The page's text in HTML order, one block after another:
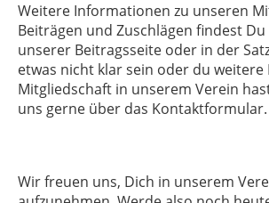
Weitere Informationen zu unseren
Beiträgen und Zuschlägen findest
unserer Beitragsseite oder in der
etwas nicht klar sein oder du weitere
Mitgliedschaft in unserem Verein
uns gerne über das Kontaktformular.
Wir freuen uns, Dich in unserem